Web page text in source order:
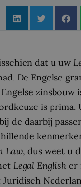
dat u uw
De Engelse
zinsbouw
is prima.
de daarbij
Law, dus weet u
Legal English er